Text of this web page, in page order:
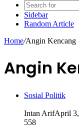
Sidebar
Random Article
Home/Angin Kencang
Angin
Sosial Politik
Intan ArifApril
558